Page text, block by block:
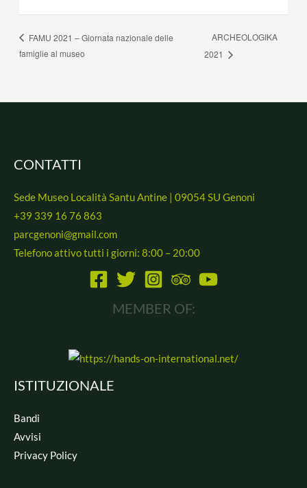
FAMU 2021 – Giornata nazionale delle
famiglie al museo
ARCHEOLOGIKA
2021
CONTATTI
Sede Museo Località Santu Antine | 09054 SU Genoni
+39 339 16 76 863
parcgenoni@gmail.com
Telefono attivo tutti i giorni: 8:00 – 20:00
MEMBER OF:
ISTITUZIONALE
Bandi
Avvisi
Privacy Policy